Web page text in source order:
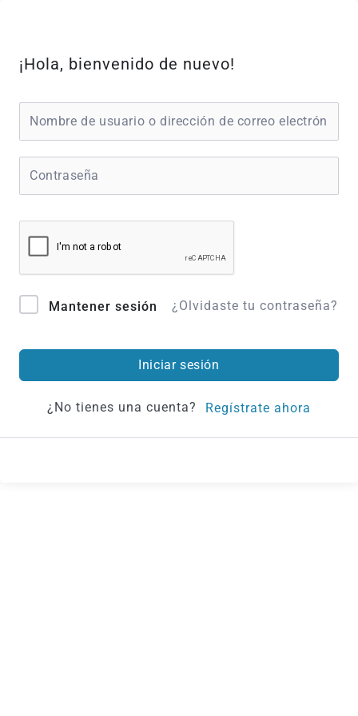
contenido
¡Hola, bienvenido de nuevo!
Mantener sesión ¿Olvidaste tu contraseña?
Iniciar sesión
¿No tienes una cuenta? Regístrate ahora